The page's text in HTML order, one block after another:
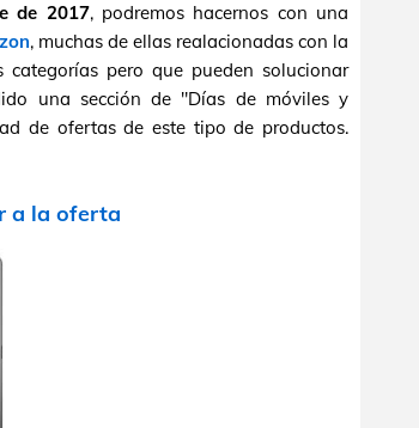
de 2017, podremos hacernos con una
, muchas de ellas realacionadas con la
pero que pueden solucionar
una sección de "Días de móviles y
de ofertas de este tipo de productos.
a la oferta